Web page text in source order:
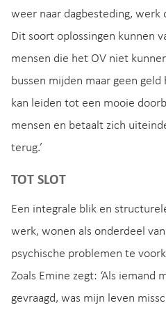
weer naar dagbesteding, werk
Dit soort oplossingen kunnen
mensen die het OV niet
bussen mijden maar geen
kan leiden tot een mooie
mensen en betaalt zich
terug.’
TOT SLOT
Een integrale blik en
werk, wonen als onderdeel
psychische problemen te
Zoals Emine zegt: ‘Als iemand
gevraagd, was mijn leven